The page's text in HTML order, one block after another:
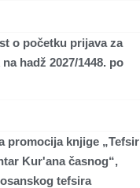
o početku prijava za
hadž 2027/1448. po
promocija knjige „Tefsir
Kur'ana časnog“,
tefsira